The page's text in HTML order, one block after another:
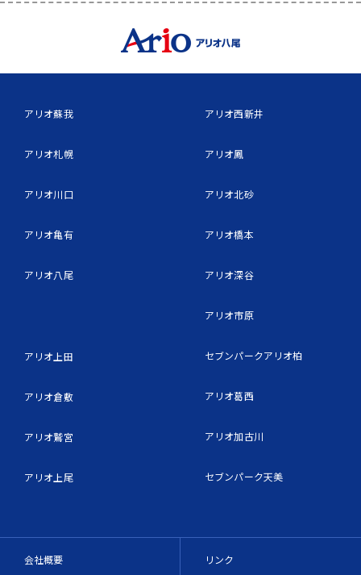
アリオ蘇我
アリオ札幌
アリオ川口
アリオ亀有
アリオ八尾
アリオ上田
アリオ倉敷
アリオ鷲宮
アリオ上尾
アリオ西新井
アリオ鳳
アリオ北砂
アリオ橋本
アリオ深谷
アリオ市原
セブンパークアリオ柏
アリオ葛西
アリオ加古川
セブンパーク天美
会社概要 リンク